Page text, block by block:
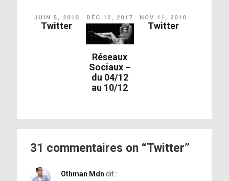
JUIN 5, 2010
Twitter
DÉC 12, 2017
Réseaux
Sociaux –
du 04/12
au 10/12
NOV 11, 2010
Twitter
31 commentaires on “Twitter”
Othman Mdn dit :